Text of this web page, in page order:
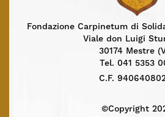
Fondazione Carpinetum di
Viale don Luigi
30174 Mestre
Tel. 041 5353
C.F.
©Copyright